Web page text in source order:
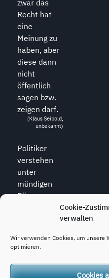
Cookie-
verwalten
Wir verwenden Cookies, um unsere
optimieren.
Cookies
zwar das
Recht hat
eine
Meinung zu
haben, aber
diese dann
nicht
öffentlich
sagen bzw.
zeigen darf.
(Klaus Seibold,
unbekannt)
Politiker
verstehen
unter
mündigen
Bürgern
halten.
dt. Journalist)